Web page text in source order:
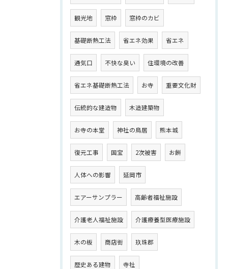
観光地 窓枠 窓枠のカビ
基礎断熱工法 省エネ効果 省エネ
通気口 不快な臭い 住環境の改善
省エネ基礎断熱工法 お寺 重要文化財
伝統的な建造物 木造建築物
お寺の本堂 神社の鳥居 熊本城
復元工事 国宝 2次被害 お餅
人体への影響 延岡市
エアーサンプラー 高齢者福祉施設
介護老人福祉施設 介護療養型医療施設
木の板 商店街 玖珠郡
歴史ある建物 寺社